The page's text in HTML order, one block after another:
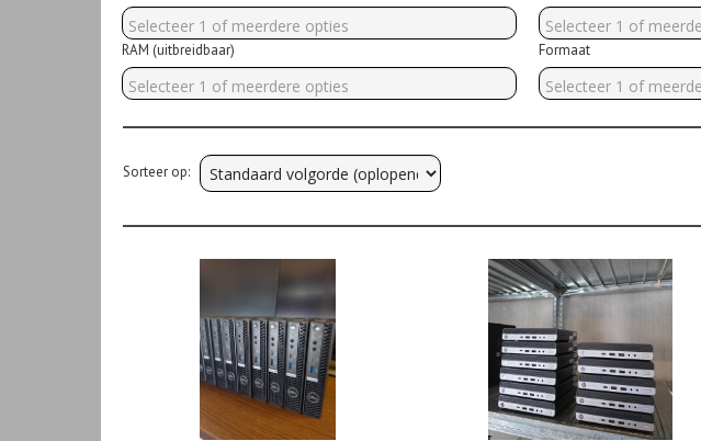
Selecteer 1 of meerdere opties Selecteer 1 of
RAM (uitbreidbaar)
Selecteer 1 of meerdere opties
Formaat
Selecteer 1 of
Sorteer op: